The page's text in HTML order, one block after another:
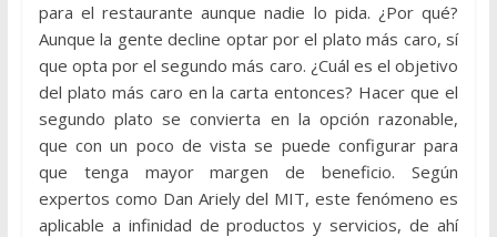
para el restaurante aunque nadie lo pida. ¿Por qué?
Aunque la gente decline optar por el plato más caro, sí
que opta por el segundo más caro. ¿Cuál es el objetivo
del plato más caro en la carta entonces? Hacer que el
segundo plato se convierta en la opción razonable,
que con un poco de vista se puede configurar para
que tenga mayor margen de beneficio. Según
expertos como Dan Ariely del MIT, este fenómeno es
aplicable a infinidad de productos y servicios, de ahí